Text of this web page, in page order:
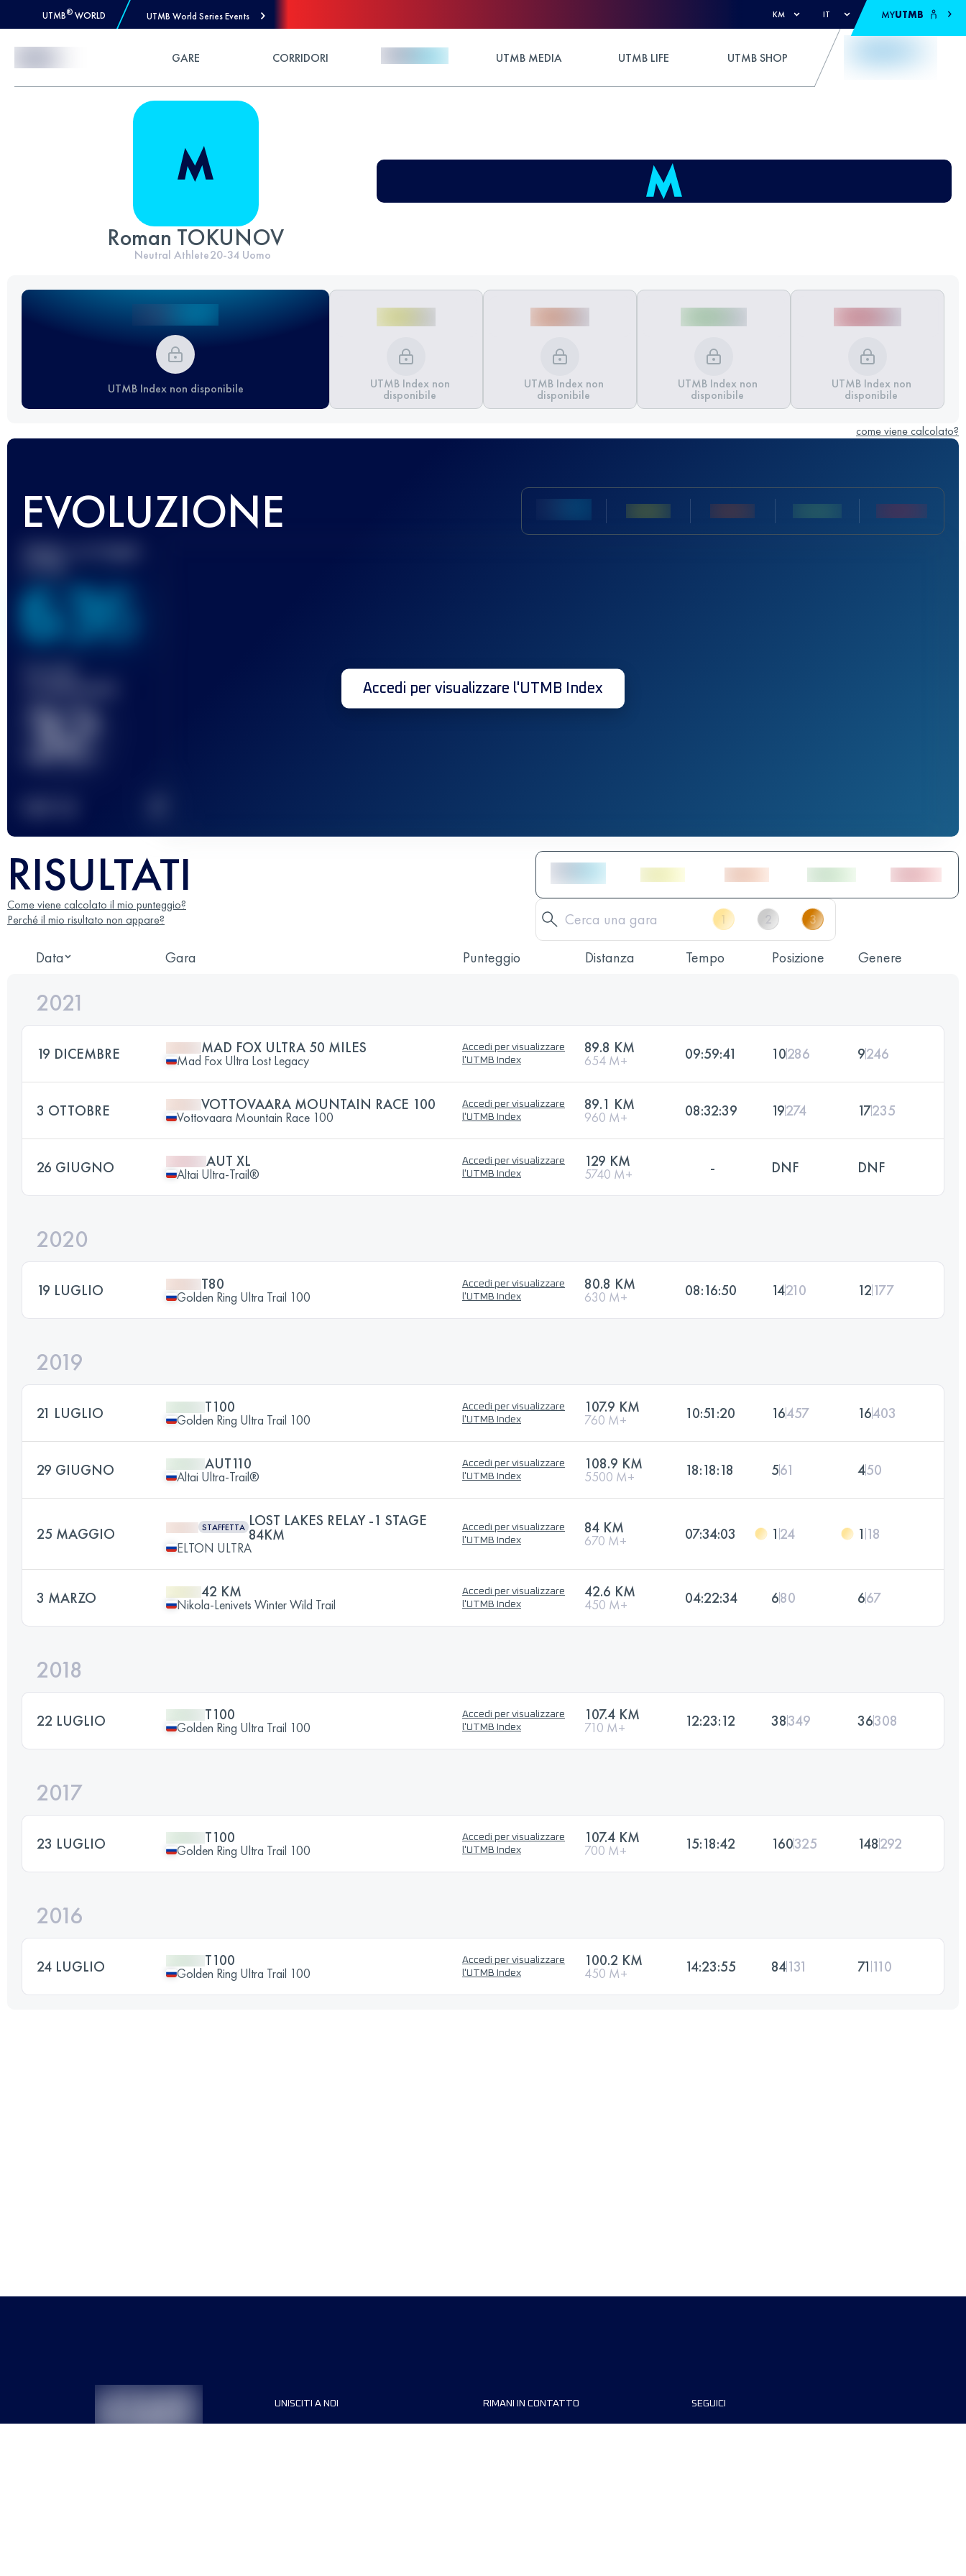
UTMB® WORLD UTMB World Series Events KM IT MYUTMB
GARE CORRIDORI UTMB MEDIA UTMB LIFE UTMB SHOP
Roman TOKUNOV
Neutral Athlete20-34 Uomo
UTMB Index non disponibile UTMB Index non
disponibile
UTMB Index non
disponibile
UTMB Index non
disponibile
UTMB Index non
disponibile
come viene calcolato?
EVOLUZIONE
Miglior punteggio
636
Gara(e)
32
Accedi per visualizzare l'UTMB Index
RISULTATI
Come viene calcolato il mio punteggio?
Perché il mio risultato non appare?
Data Gara Punteggio Distanza Tempo Posizione Genere
2021
19 DICEMBRE MAD FOX ULTRA 50 MILES
Mad Fox Ultra Lost Legacy
Accedi per visualizzare
l'UTMB Index
89.8 KM
654 M+ 09:59:41 10286 9246
3 OTTOBRE VOTTOVAARA MOUNTAIN RACE 100
Vottovaara Mountain Race 100
Accedi per visualizzare
l'UTMB Index
89.1 KM
960 M+ 08:32:39 19274 17235
26 GIUGNO AUT XL
Altai Ultra-Trail®
Accedi per visualizzare
l'UTMB Index
129 KM
5740 M+ - DNF DNF
2020
19 LUGLIO T80
Golden Ring Ultra Trail 100
Accedi per visualizzare
l'UTMB Index
80.8 KM
630 M+ 08:16:50 14210 12177
2019
21 LUGLIO T100
Golden Ring Ultra Trail 100
Accedi per visualizzare
l'UTMB Index
107.9 KM
760 M+ 10:51:20 16457 16403
29 GIUGNO AUT110
Altai Ultra-Trail®
Accedi per visualizzare
l'UTMB Index
108.9 KM
5500 M+ 18:18:18 561 450
25 MAGGIO STAFFETTA LOST LAKES RELAY -1 STAGE
84KM
ELTON ULTRA
Accedi per visualizzare
l'UTMB Index
84 KM
670 M+ 07:34:03 1 24 1 18
3 MARZO 42 KM
Nikola-Lenivets Winter Wild Trail
Accedi per visualizzare
l'UTMB Index
42.6 KM
450 M+ 04:22:34 680 667
2018
22 LUGLIO T100
Golden Ring Ultra Trail 100
Accedi per visualizzare
l'UTMB Index
107.4 KM
710 M+ 12:23:12 38349 36308
2017
23 LUGLIO T100
Golden Ring Ultra Trail 100
Accedi per visualizzare
l'UTMB Index
107.4 KM
700 M+ 15:18:42 160325 148292
2016
24 LUGLIO T100
Golden Ring Ultra Trail 100
Accedi per visualizzare
l'UTMB Index
100.2 KM
450 M+ 14:23:55 84131 71 110
UNISCITI A NOI RIMANI IN CONTATTO SEGUICI